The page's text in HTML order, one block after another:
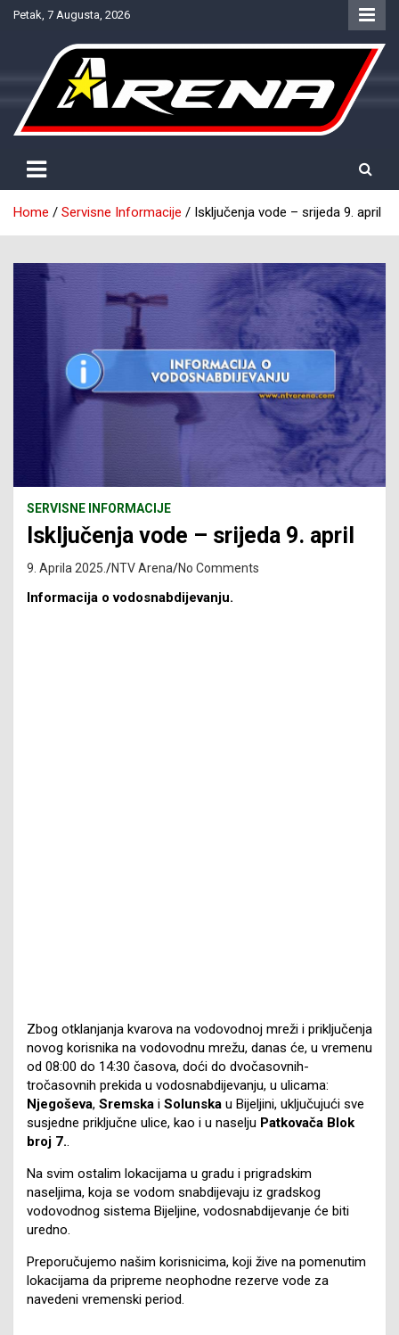
SkipPetak, 7 Augusta, 2026
NTV Arena
Home Servisne Informacije Isključenja vode – srijeda 9. april
SERVISNE INFORMACIJE
Isključenja vode – srijeda 9. april
9. Aprila 2025. NTV Arena No Comments
Informacija o vodosnabdijevanju.
Zbog otklanjanja kvarova na vodovodnoj mreži i priključenja
novog korisnika na vodovodnu mrežu, danas će, u vremenu
od 08:00 do 14:30 časova, doći do dvočasovnih-
tročasovnih prekida u vodosnabdijevanju, u ulicama:
Njegoševa, Sremska i Solunska u Bijeljini, uključujući sve
susjedne priključne ulice, kao i u naselju Patkovača Blok
broj 7..
Na svim ostalim lokacijama u gradu i prigradskim
naseljima, koja se vodom snabdijevaju iz gradskog
vodovodnog sistema Bijeljine, vodosnabdijevanje će biti
uredno.
Preporučujemo našim korisnicima, koji žive na pomenutim
lokacijama da pripreme neophodne rezerve vode za
navedeni vremenski period.